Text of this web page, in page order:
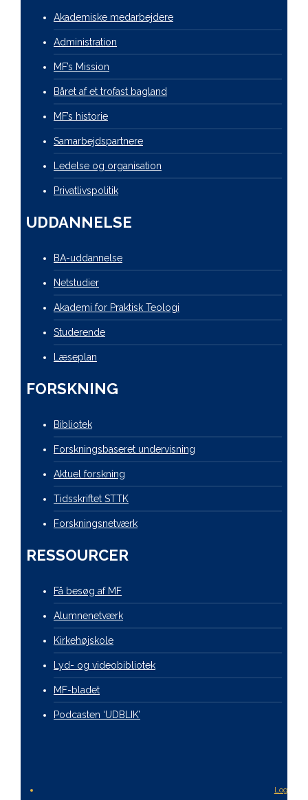
Akademiske medarbejdere
Administration
MF’s Mission
Båret af et trofast bagland
MF’s historie
Samarbejdspartnere
Ledelse og organisation
Privatlivspolitik
UDDANNELSE
BA-uddannelse
Netstudier
Akademi for Praktisk Teologi
Studerende
Læseplan
FORSKNING
Bibliotek
Forskningsbaseret undervisning
Aktuel forskning
Tidsskriftet STTK
Forskningsnetværk
RESSOURCER
Få besøg af MF
Alumnenetværk
Kirkehøjskole
Lyd- og videobibliotek
MF-bladet
Podcasten ‘UDBLIK’
Login